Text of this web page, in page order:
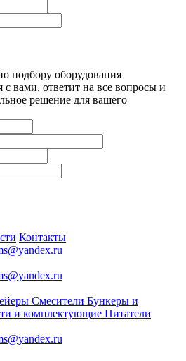
подбору оборудования
вами, ответит на все вопросы и
решение для вашего
Контакты
Смесители Бункеры и
и комплектующие Питатели